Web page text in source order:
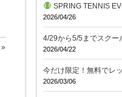
»
SPRING TENNIS
2026/04/26
4/29から5/5までスクー
2026/04/22
今だけ限定！無料でレ
2026/03/06